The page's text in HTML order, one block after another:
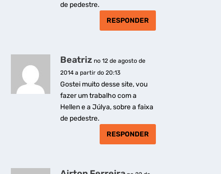
de pedestre.
RESPONDER
Beatriz no 12 de agosto de
2014 a partir do 20:13
Gostei muito desse site, vou
fazer um trabalho com a
Hellen e a Júlya, sobre a faixa
de pedestre.
RESPONDER